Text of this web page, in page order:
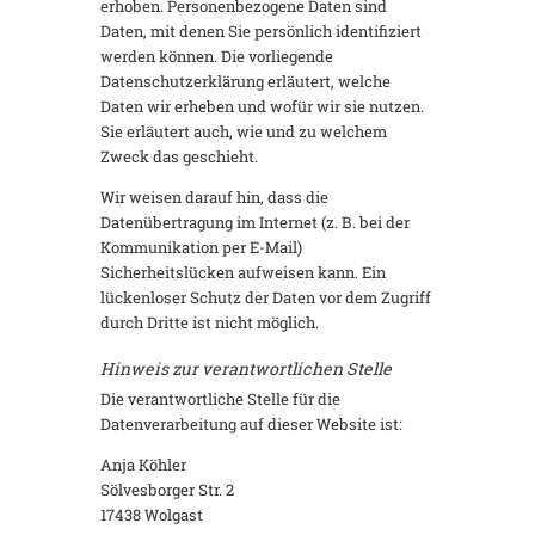
erhoben. Personenbezogene Daten sind
Daten, mit denen Sie persönlich identifiziert
werden können. Die vorliegende
Datenschutzerklärung erläutert, welche
Daten wir erheben und wofür wir sie nutzen.
Sie erläutert auch, wie und zu welchem
Zweck das geschieht.
Wir weisen darauf hin, dass die
Datenübertragung im Internet (z. B. bei der
Kommunikation per E-Mail)
Sicherheitslücken aufweisen kann. Ein
lückenloser Schutz der Daten vor dem Zugriff
durch Dritte ist nicht möglich.
Hinweis zur verantwortlichen Stelle
Die verantwortliche Stelle für die
Datenverarbeitung auf dieser Website ist:
Anja Köhler
Sölvesborger Str. 2
17438 Wolgast